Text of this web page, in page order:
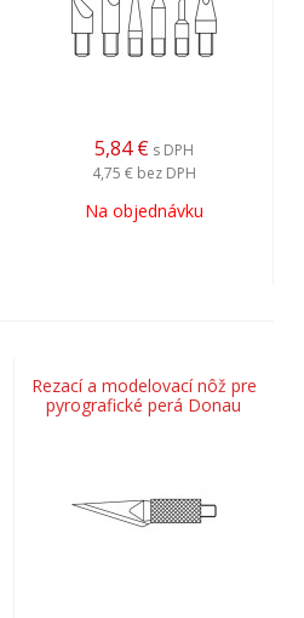
5,84 € s DPH
4,75 € bez DPH
Na objednávku
Rezací a modelovací nôž pre
pyrografické perá Donau